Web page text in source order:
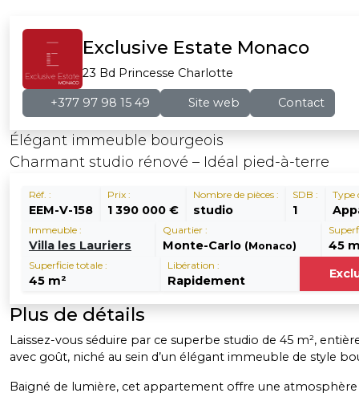
Exclusive Estate Monaco
23 Bd Princesse Charlotte
+377 97 98 15 49 Site web Contact
Élégant immeuble bourgeois
Charmant studio rénové – Idéal pied-à-terre
Réf. :
EEM-V-158
Prix :
1 390 000 €
Nombre de pièces :
studio
SDB :
1
Type
Immeuble :
Villa les Lauriers
Quartier :
Monte-Carlo (Monaco) 45
Superficie totale :
45 m²
Libération :
Rapidement
Plus de détails
Laissez-vous séduire par ce superbe studio de 45 m²,
avec goût, niché au sein d’un élégant immeuble de style
Baigné de lumière, cet appartement offre une atmosphère